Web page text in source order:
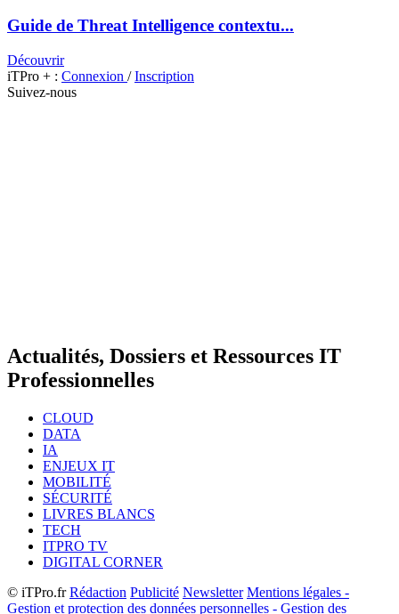
Guide de Threat Intelligence contextu...
Découvrir
iTPro + : Connexion /Inscription
Suivez-nous
Actualités, Dossiers et Ressources IT
Professionnelles
CLOUD
DATA
IA
ENJEUX IT
MOBILITÉ
SÉCURITÉ
LIVRES BLANCS
TECH
ITPRO TV
DIGITAL CORNER
© iTPro.frRédaction Publicité Newsletter Mentions légales -
Gestion et protection des données personnelles - Gestion des